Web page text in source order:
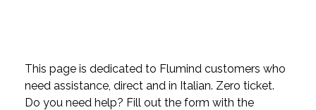
This page is dedicated to Flumind customers who
need assistance, direct and in Italian. Zero ticket.
Do you need help? Fill out the form with the